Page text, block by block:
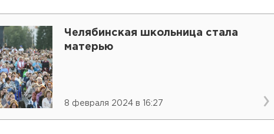
Челябинская школьница стала
матерью
8 февраля 2024 в 16:27